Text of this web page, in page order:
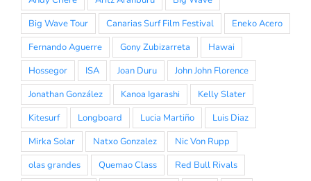
Big Wave Tour
Canarias Surf Film Festival
Eneko Acero
Fernando Aguerre
Gony Zubizarreta
Hawai
Hossegor
ISA Joan Duru
John John Florence
Jonathan González
Kanoa Igarashi
Kelly Slater
Kitesurf
Longboard Lucia Martiño
Luis Diaz
Mirka Solar
Natxo Gonzalez
Nic Von Rupp
olas grandes
Quemao Class
Red Bull Rivals